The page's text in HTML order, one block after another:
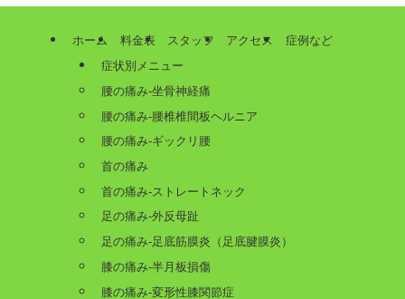
ホーム 料金表 スタッフ アクセス
症例など
症状別メニュー
腰の痛み-坐骨神経痛
腰の痛み-腰椎椎間板ヘルニア
腰の痛み-ギックリ腰
首の痛み
首の痛み-ストレートネック
足の痛み-外反母趾
足の痛み-足底筋膜炎（足底腱膜炎）
膝の痛み-半月板損傷
膝の痛み-変形性膝関節症